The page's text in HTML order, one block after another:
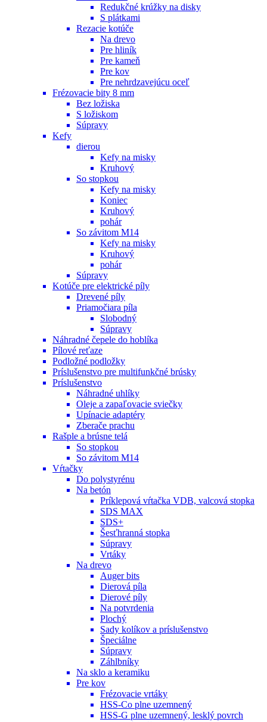
Redukčné krúžky na disky
S plátkami
Rezacie kotúče
Na drevo
Pre hliník
Pre kameň
Pre kov
Pre nehrdzavejúcu oceľ
Frézovacie bity 8 mm
Bez ložiska
S ložiskom
Súpravy
Kefy
dierou
Kefy na misky
Kruhový
So stopkou
Kefy na misky
Koniec
Kruhový
pohár
So závitom M14
Kefy na misky
Kruhový
pohár
Súpravy
Kotúče pre elektrické píly
Drevené píly
Priamočiara píla
Slobodný
Súpravy
Náhradné čepele do hoblíka
Pílové reťaze
Podložné podložky
Príslušenstvo pre multifunkčné brúsky
Príslušenstvo
Náhradné uhlíky
Oleje a zapaľovacie sviečky
Upínacie adaptéry
Zberače prachu
Rašple a brúsne telá
So stopkou
So závitom M14
Vŕtačky
Do polystyrénu
Na betón
Príklepová vŕtačka VDB, valcová stopka
SDS MAX
SDS+
Šesťhranná stopka
Súpravy
Vrtáky
Na drevo
Auger bits
Dierová píla
Dierové píly
Na potvrdenia
Plochý
Sady kolíkov a príslušenstvo
Špeciálne
Súpravy
Záhlbníky
Na sklo a keramiku
Pre kov
Frézovacie vrtáky
HSS-Co plne uzemnený
HSS-G plne uzemnený, lesklý povrch